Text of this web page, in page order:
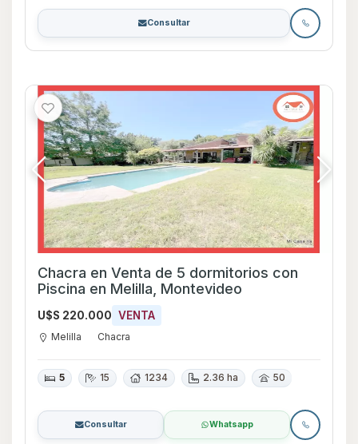
Consultar
Chacra en Venta de 5 dormitorios con
Piscina en Melilla, Montevideo
U$S 220.000 VENTA
Melilla Chacra
5 15 1234 2.36 ha 50
Consultar Whatsapp